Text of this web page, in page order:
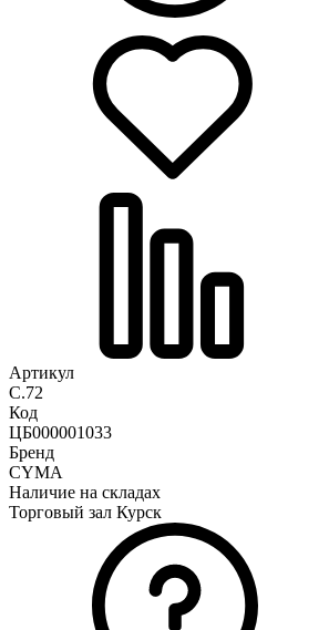
Артикул
C.72
Код
ЦБ000001033
Бренд
CYMA
Наличие на складах
Торговый зал Курск